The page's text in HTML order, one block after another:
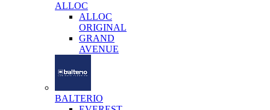
ALLOC
ALLOC
ORIGINAL
GRAND
AVENUE
BALTERIO